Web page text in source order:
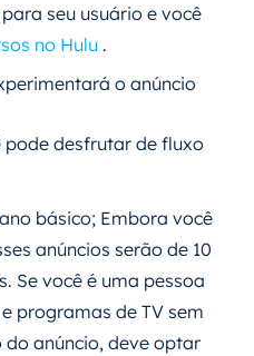
seu usuário e você
no Hulu .
o anúncio
pode desfrutar de fluxo
básico; Embora você
anúncios serão de 10
Se você é uma pessoa
programas de TV sem
anúncio, deve optar